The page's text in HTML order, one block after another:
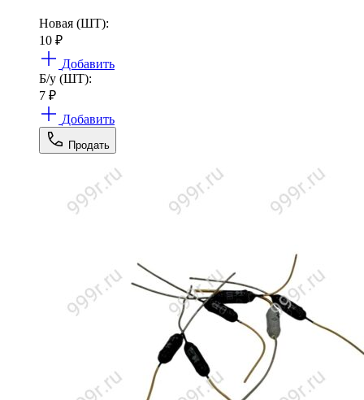
Новая (ШТ):
10 ₽
Добавить
Б/у (ШТ):
7 ₽
Добавить
Продать